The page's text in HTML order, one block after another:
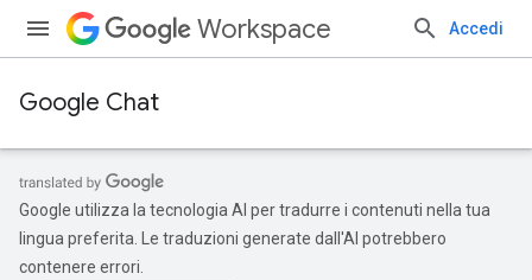
Workspace Accedi
Google Chat
Google utilizza la tecnologia AI per tradurre i contenuti nella tua
lingua preferita. Le traduzioni generate dall'AI potrebbero
contenere errori.